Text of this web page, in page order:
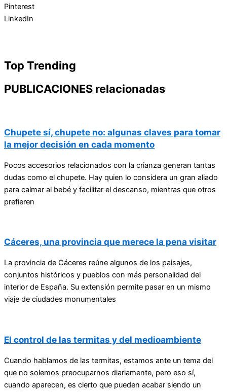
Pinterest
LinkedIn
Top Trending
PUBLICACIONES relacionadas
Chupete sí, chupete no: algunas claves para tomar
la mejor decisión en cada momento
Pocos accesorios relacionados con la crianza generan tantas
dudas como el chupete. Hay quien lo considera un gran aliado
para calmar al bebé y facilitar el descanso, mientras que otros
prefieren
Cáceres, una provincia que merece la pena visitar
La provincia de Cáceres reúne algunos de los paisajes,
conjuntos históricos y pueblos con más personalidad del
interior de España. Su extensión permite pasar en un mismo
viaje de ciudades monumentales
El control de las termitas y del medioambiente
Cuando hablamos de las termitas, estamos ante un tema del
que no solemos preocuparnos diariamente, pero eso sí,
cuando aparecen, es cierto que pueden acabar siendo un